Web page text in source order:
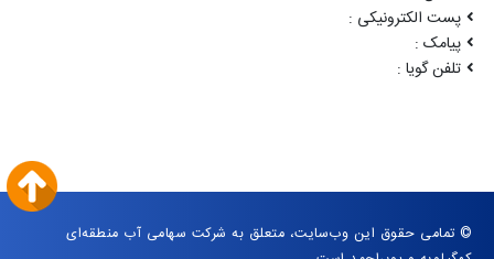
پست الکترونیکی :
پیامک :
تلفن گویا :
© تمامی حقوق این وب‌سایت، متعلق به شرکت سهامی آب منطقه‌ای